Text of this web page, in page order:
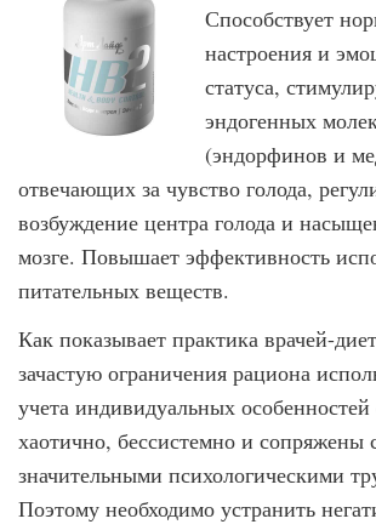
Способствует
настроения и
статуса,
эндогенных
(эндорфинов и
отвечающих за чувство голода,
возбуждение центра голода и
мозге. Повышает эффективность
питательных веществ.
Как показывает практика врачей-
зачастую ограничения рациона
учета индивидуальных особенностей
хаотично, бессис­темно и сопряжены
значительными психологическими
Поэтому необходимо устранить